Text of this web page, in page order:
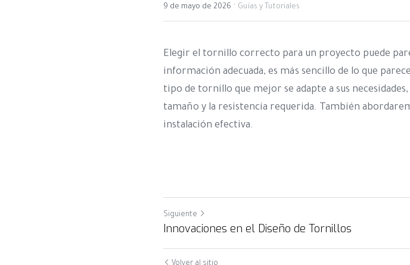
9 de mayo de 2026 · Guías y Tutoriales
Elegir el tornillo correcto para un proyecto puede
información adecuada, es más sencillo de lo que
tipo de tornillo que mejor se adapte a sus
tamaño y la resistencia requerida. También
instalación efectiva.
Siguiente
Innovaciones en el Diseño de Tornillos